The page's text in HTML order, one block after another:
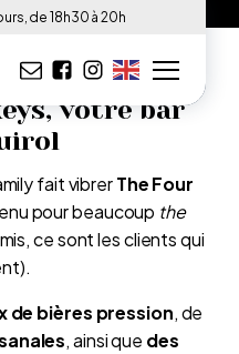
de 18h30 à 20h
votre bar
fait vibrerThe Four
pour beaucoup the
ce sont les clients qui
de bières pression, de
, ainsi que des